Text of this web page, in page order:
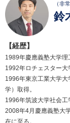
（非
鈴
【経歴】
1989年慶應義塾大学理
1992年ロチェスター大
1996年東京工業大学
学）取得。
1996年筑波大学社会工
2008年4月慶應義塾大
在に至る。